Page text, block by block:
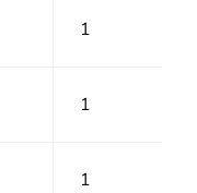
1
1
1